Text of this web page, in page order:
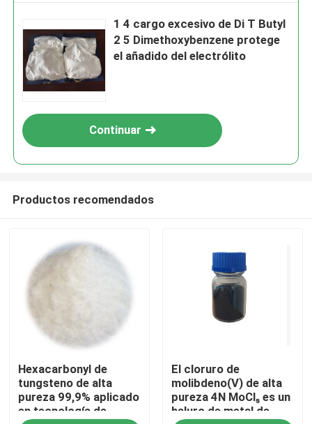
Hogar
Productos
Vídeos
1 4 cargo excesivo de Di T Butyl
2 5 Dimethoxybenzene protege
el añadido del electrólito
Continuar
Productos recomendados
Hexacarbonyl de
tungsteno de alta
pureza 99,9% aplicado
en tecnología de
El cloruro de
molibdeno(V) de alta
pureza 4N MoCl₅ es un
haluro de metal de